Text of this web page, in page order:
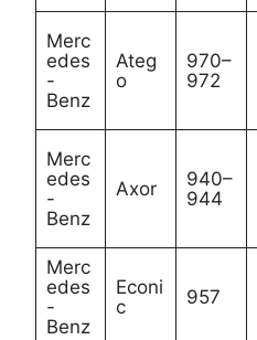
Merc
edes
-
Benz
Ateg
o
970–
972
Merc
edes
-
Benz
Axor
940–
944
Merc
edes
-
Benz
Econi
c
957